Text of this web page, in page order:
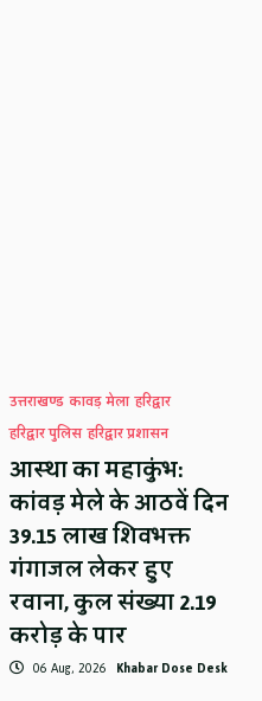
उत्तराखण्ड कावड़ मेला हरिद्वार
हरिद्वार पुलिस हरिद्वार प्रशासन
आस्था का महाकुंभ:
कांवड़ मेले के आठवें दिन
39.15 लाख शिवभक्त
गंगाजल लेकर हुए
रवाना, कुल संख्या 2.19
करोड़ के पार
06 Aug, 2026 Khabar Dose Desk